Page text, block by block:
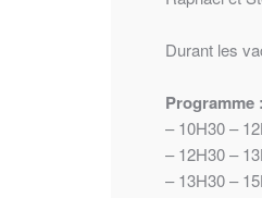
Durant les
Programme :
– 10H30 –
– 12H30 –
– 13H30 –